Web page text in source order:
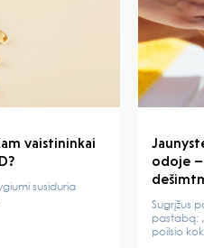
vaistininkai
susiduria
odoje
Sugrįžus
pastabą:
poilsio